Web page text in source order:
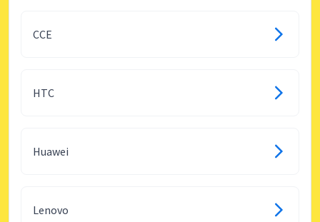
CCE
HTC
Huawei
Lenovo